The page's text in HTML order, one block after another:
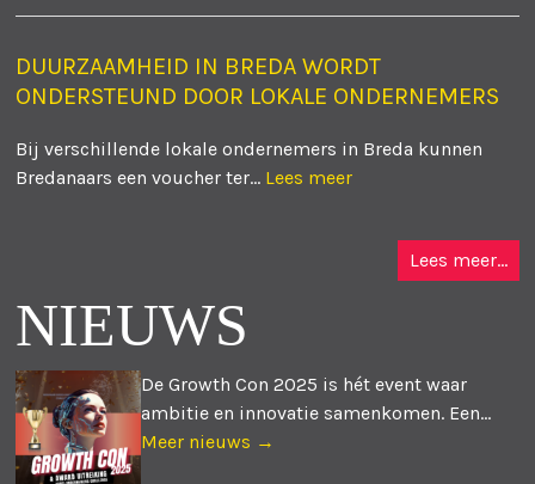
DUURZAAMHEID IN BREDA WORDT
ONDERSTEUND DOOR LOKALE ONDERNEMERS
Bij verschillende lokale ondernemers in Breda kunnen
Bredanaars een voucher ter... Lees meer
Lees meer...
NIEUWS
De Growth Con 2025 is hét event waar
ambitie en innovatie samenkomen. Een...
Meer nieuws →